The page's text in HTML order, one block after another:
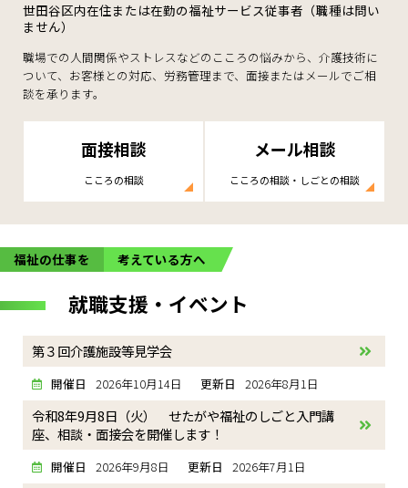
世田谷区内在住または在勤の福祉サービス従事者（職種は問い
ません）
職場での人間関係やストレスなどのこころの悩みから、介護技術に
ついて、お客様との対応、労務管理まで、面接またはメールでご相
談を承ります。
面接相談
こころの相談
メール相談
こころの相談・しごとの相談
福祉の仕事を 考えている方へ
就職支援・イベント
第３回介護施設等見学会
開催日 2026年10月14日 更新日 2026年8月1日
令和8年9月8日（火） せたがや福祉のしごと入門講
座、相談・面接会を開催します！
開催日 2026年9月8日 更新日 2026年7月1日